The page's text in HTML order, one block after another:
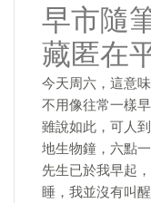
早市隨
藏匿在
今天周六，這意
不用像往常一樣
雖說如此，可人
地生物鐘，六點
先生已於我早起
睡，我並沒有叫